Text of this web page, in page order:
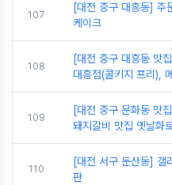
107
[대전 중구 대흥동] 주
케이크
108
[대전 중구 대흥동 맛
대흥점(콜키지 프리),
109
[대전 중구 문화동 맛
돼지갈비 맛집 옛날화
110
[대전 서구 둔산동] 갤
판